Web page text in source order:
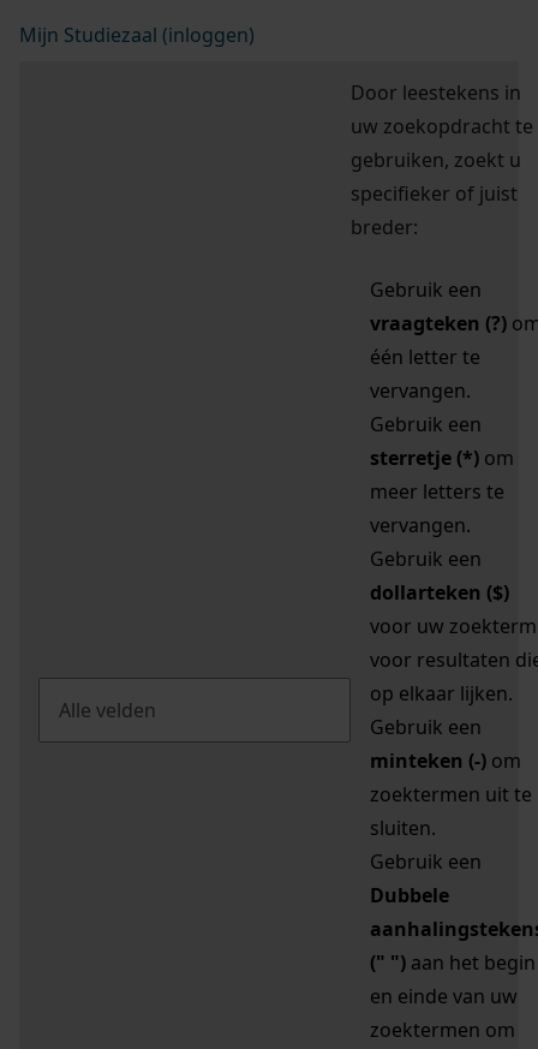
Mijn Studiezaal (inloggen)
Door leestekens in
uw zoekopdracht te
gebruiken, zoekt u
specifieker of juist
breder:
Gebruik een
vraagteken (?)
één letter te
vervangen.
Gebruik een
sterretje (*) om
meer letters te
vervangen.
Gebruik een
dollarteken ($)
voor uw zoekterm
voor resultaten
op elkaar lijken.
Gebruik een
minteken (-) om
zoektermen uit te
sluiten.
Gebruik een
Dubbele
(" ") aan het begin
en einde van uw
zoektermen om